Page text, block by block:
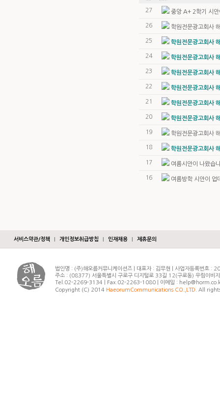
27 중앙 A+ 2학기 시
26 학원전문광고회사
25 학원전문광고회사
24 학원전문광고회사
23 학원전문광고회사
22 학원전문광고회사
21 학원전문광고회사
20 학원전문광고회사
19 학원전문광고회사
18 학원전문광고회사
17 여름시안이 나왔습
16 여름방학 시안이 업
서비스약관/정책 개인정보취급방침 인재채용 제휴문의
법인명 : (주)해오름커뮤니케이션즈 | 대표자 : 김무현 | 사업자등록번호 :
주소 : (08377) 서울특별시 구로구 디지털로 33길 12(구로동) 우림이비
Tel.02-2269-3134 | Fax.02-2263-1080 | 이메일 :
Copyright (C) 2014 HaeorumCommunications CO.,LTD. All